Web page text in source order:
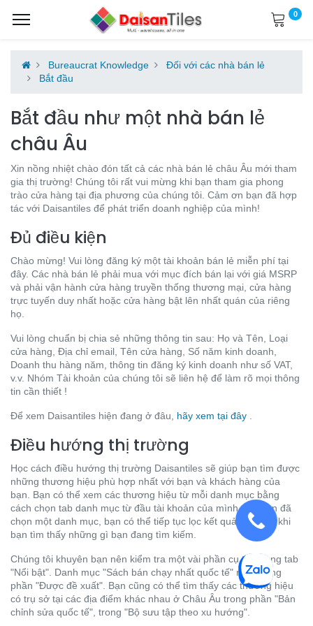
0
Bureaucrat Knowledge
Đối với các nhà bán lẻ
Bắt đầu
Bắt đầu như một nhà bán lẻ
châu Âu
Xin nồng nhiệt chào đón tất cả các nhà bán lẻ châu Âu mới tham
gia thị trường! Chúng tôi rất vui mừng khi bạn tham gia phong
trào cửa hàng tại địa phương của chúng tôi. Cảm ơn bạn đã hợp
tác với Daisantiles để phát triển doanh nghiệp của mình!
Đủ điều kiện
Chào mừng! Vui lòng đăng ký một tài khoản bán lẻ miễn phí tại
đây. Các nhà bán lẻ phải mua với mục đích bán lại với giá MSRP
và phải vận hành cửa hàng truyền thống thương mại, cửa hàng
trực tuyến duy nhất hoặc cửa hàng bật lên nhất quán của riêng
họ.
Vui lòng chuẩn bị chia sẻ những thông tin sau: Họ và Tên, Loại
cửa hàng, Địa chỉ email, Tên cửa hàng, Số năm kinh doanh,
Doanh thu hàng năm, thông tin đăng ký kinh doanh như số VAT,
v.v. Nhóm Tài khoản của chúng tôi sẽ liên hệ để làm rõ mọi thông
tin cần thiết !
Để xem Daisantiles hiện đang ở đâu, hãy xem tại đây
Điều hướng thị trường
Học cách điều hướng thị trường Daisantiles sẽ giúp bạn tìm được
những thương hiệu phù hợp nhất với bạn và khách hàng của
bạn. Bạn có thể xem các thương hiệu từ mỗi danh mục bằng
cách chọn tab danh mục từ đầu tài khoản của mình. Khi bạn đã
chọn một danh mục, bạn có thể tiếp tục lọc kết quả cho đến khi
bạn tìm thấy những gì bạn đang tìm kiếm.
Chúng tôi khuyên bạn nên kiểm tra một vài phần cụ thể trong tab
"Nổi bật". Danh mục "Sách bán chạy nhất quốc tế" nằm trong
phần "Được đề xuất". Bạn cũng có thể tìm thấy các thương hiệu
có trụ sở tại các địa điểm khác nhau ở Châu Âu trong phần "Bản
chỉnh sửa quốc tế", trong "Bộ sưu tập theo xu hướng".